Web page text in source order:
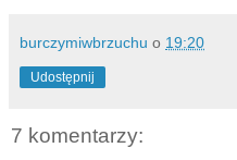
burczymiwbrzuchu o 19:20
Udostępnij
7 komentarzy: